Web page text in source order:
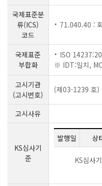
국제표준분
류(ICS)
코드
71.040.40 :
국제표준
부합화
ISO
※ IDT:일치,
고시기관
(고시번호)
(제03-1239 호)
고시사유
KS심사기
준
발행일 상
KS심사